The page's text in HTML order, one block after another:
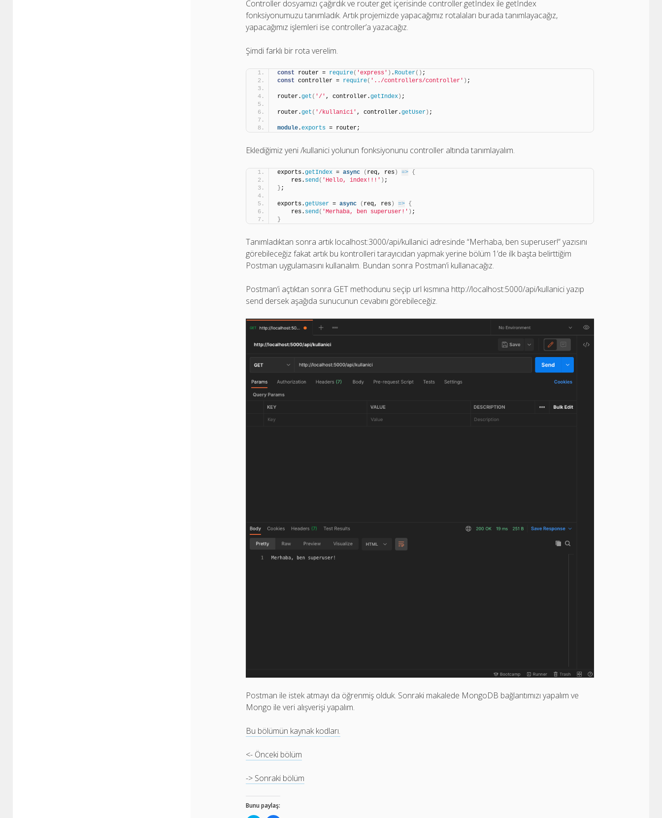
Controller dosyamızı çağırdık ve router.get içerisinde controller.getIndex ile getIndex
fonksiyonumuzu tanımladık. Artık projemizde yapacağımız rotalaları burada tanımlayacağız,
yapacağımız işlemleri ise controller’a yazacağız.
Şimdi farklı bir rota verelim.
const router = require( 'express' ) . Router( ) ;
const controller = require( '../controllers/controller' ) ;
router.get ( '/' , controller.getIndex ) ;
router.get ( '/kullanici' , controller.getUser ) ;
module.exports = router;
Eklediğimiz yeni /kullanici yolunun fonksiyonunu controller altında tanımlayalım.
exports.getIndex = async ( req, res ) => {
    res.
send( 'Hello, index!!!' ) ;
} ;
exports.getUser = async ( req, res ) => {
    res.
send( 'Merhaba, ben superuser!' ) ;
}
Tanımladıktan sonra artık localhost:3000/api/kullanici adresinde “Merhaba, ben superuser!” yazısını
görebileceğiz fakat artık bu kontrolleri tarayıcıdan yapmak yerine bölüm 1’de ilk başta belirttiğim
Postman uygulamasını kullanalım. Bundan sonra Postman’i kullanacağız.
Postman’i açtıktan sonra GET methodunu seçip url kısmına http://localhost:5000/api/kullanici yazıp
send dersek aşağıda sunucunun cevabını görebileceğiz.
Postman ile istek atmayı da öğrenmiş olduk. Sonraki makalede MongoDB bağlantımızı yapalım ve
Mongo ile veri alışverişi yapalım.
Bu bölümün kaynak kodları.
<- Önceki bölüm
-> Sonraki bölüm
Bunu paylaş: